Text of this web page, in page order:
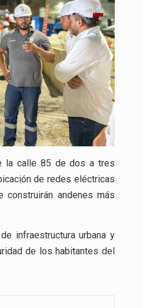
la calle 85 de dos a tres
de redes eléctricas
andenes más
infraestructura urbana y
de los habitantes del